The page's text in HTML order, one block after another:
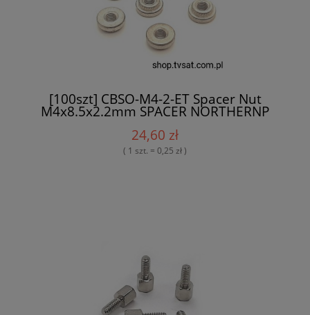
[100szt] CBSO-M4-2-ET Spacer Nut
M4x8.5x2.2mm SPACER NORTHERNP
24,60 zł
( 1 szt. = 0,25 zł )